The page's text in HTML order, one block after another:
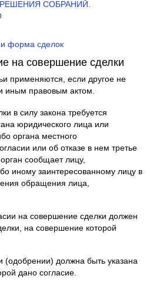
РЕШЕНИЯ СОБРАНИЙ.
форма сделок
на совершение сделки
применяются, если другое не
иным правовым актом.
в силу закона требуется
юридического лица или
органа местного
или об отказе в нем третье
сообщает лицу,
иному заинтересованному лицу в
обращения лица,
на совершение сделки должен
на совершение которой
должна быть указана
дано согласие.